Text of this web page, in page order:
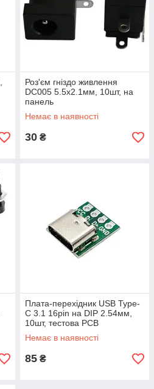
Роз'єм гніздо живлення
DC005 5.5x2.1мм, 10шт, на
панель
Немає в наявності
30 ₴
Плата-перехідник USB Type-
C 3.1 16pin на DIP 2.54мм,
10шт, тестова PCB
Немає в наявності
85 ₴